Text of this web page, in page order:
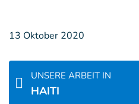
13 Oktober 2020
UNSERE ARBEIT IN
HAITI